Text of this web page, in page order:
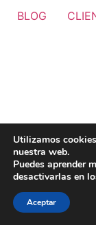
BLOG
Utilizamos
nuestra web.
Puedes aprender
desactivarlas en
Aceptar